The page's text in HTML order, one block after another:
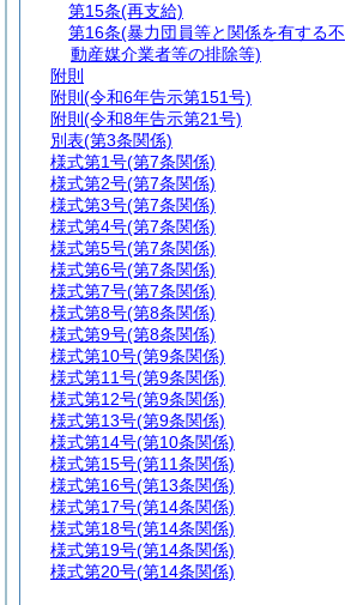
第15条(再支給)
第16条(暴力団員等と関係を有する不
動産媒介業者等の排除等)
附則
附則 (令和6年告示第151号)
附則 (令和8年告示第21号)
別表(第3条関係)
様式第1号(第7条関係)
様式第2号(第7条関係)
様式第3号(第7条関係)
様式第4号(第7条関係)
様式第5号(第7条関係)
様式第6号(第7条関係)
様式第7号(第7条関係)
様式第8号(第8条関係)
様式第9号(第8条関係)
様式第10号(第9条関係)
様式第11号(第9条関係)
様式第12号(第9条関係)
様式第13号(第9条関係)
様式第14号(第10条関係)
様式第15号(第11条関係)
様式第16号(第13条関係)
様式第17号(第14条関係)
様式第18号(第14条関係)
様式第19号(第14条関係)
様式第20号(第14条関係)